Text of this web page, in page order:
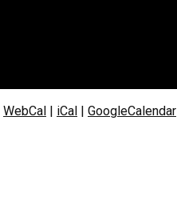
WebCal | iCal | GoogleCalendar